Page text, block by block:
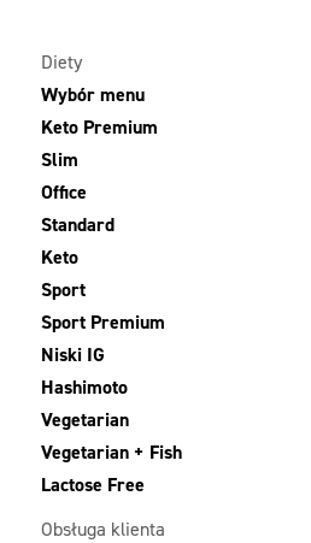
Diety
Wybór menu
Keto Premium
Slim
Office
Standard
Keto
Sport
Sport Premium
Niski IG
Hashimoto
Vegetarian
Vegetarian + Fish
Lactose Free
Obsługa klienta